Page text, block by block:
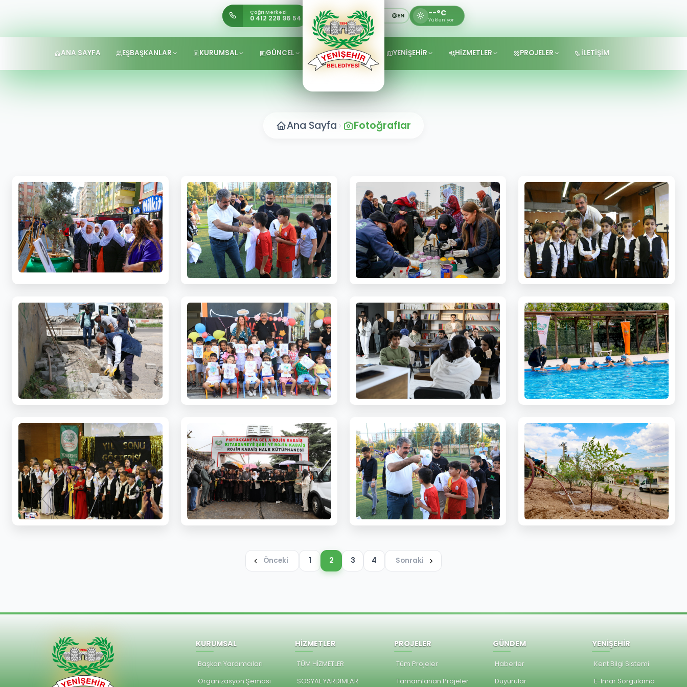
Çağrı Merkezi
0 412 228 96 54 TR EN --°C
Yükleniyor
ANA SAYFA EŞBAŞKANLAR KURUMSAL GÜNCEL YENİŞEHİR HİZMETLER PROJELER İLETİŞİM
Ana Sayfa Fotoğraflar
Önceki 1 2 3 4 Sonraki
KURUMSAL
Başkan Yardımcıları
Organizasyon Şeması
HİZMETLER
TÜM HİZMETLER
SOSYAL YARDIMLAR
PROJELER
Tüm Projeler
Tamamlanan Projeler
GÜNDEM
Haberler
Duyurular
YENİŞEHİR
Kent Bilgi Sistemi
E-İmar Sorgulama